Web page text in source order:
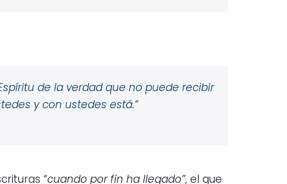
de la verdad que no puede recibir
y con ustedes está.”
“cuando por fin ha llegado”, el que